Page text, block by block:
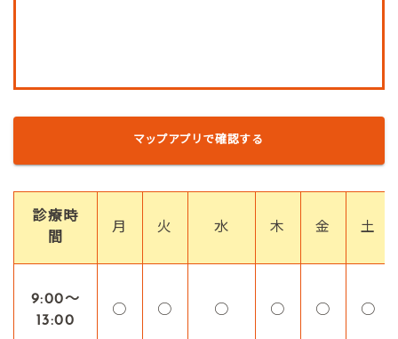
マップアプリで確認する
診療時
間
月 火 水 木 金 土
9:00〜
13:00
○ ○ ○ ○ ○ ○